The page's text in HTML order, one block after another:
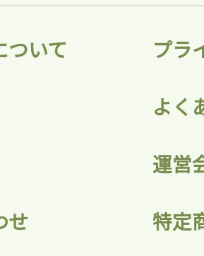
ついて プラ
よく
運営
せ 特定